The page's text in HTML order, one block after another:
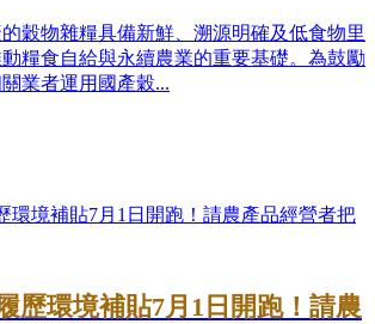
物雜糧具備新鮮、溯源明確及低食物里
糧食自給與永續農業的重要基礎。為鼓勵
業者運用國產穀...
歷環境補貼7月1日開跑！請農